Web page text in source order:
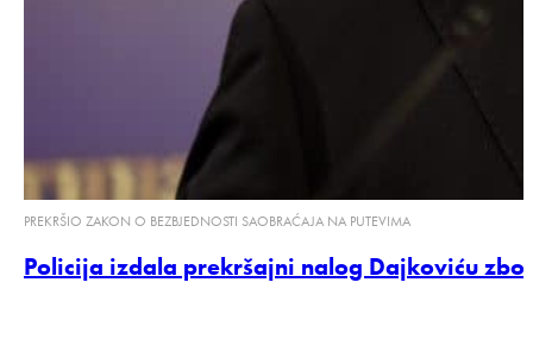
PREKRŠIO ZAKON O BEZBJEDNOSTI SAOBRAĆAJA NA PUTEVIMA
Policija izdala prekršajni nalog Dajkoviću